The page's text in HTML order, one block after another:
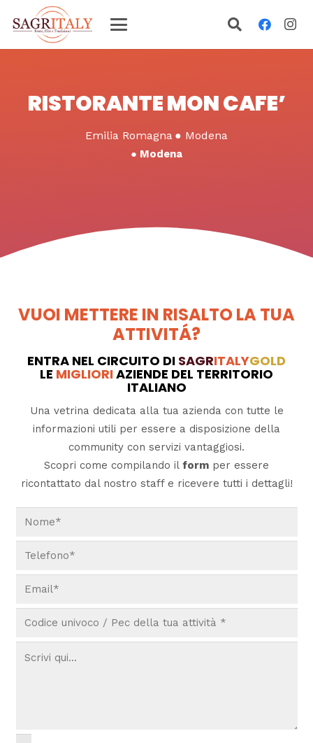
RISTORANTE MON CAFE’
Emilia Romagna ● Modena
● Modena
VUOI METTERE IN RISALTO LA TUA
ATTIVITÁ?
ENTRA NEL CIRCUITO DI SAGRITALYGOLD
LE MIGLIORIAZIENDE DEL TERRITORIO
ITALIANO
Una vetrina dedicata alla tua azienda con tutte le
informazioni utili per essere a disposizione della
community con servizi vantaggiosi.
Scopri come compilando il form per essere
ricontattato dal nostro staff e ricevere tutti i dettagli!